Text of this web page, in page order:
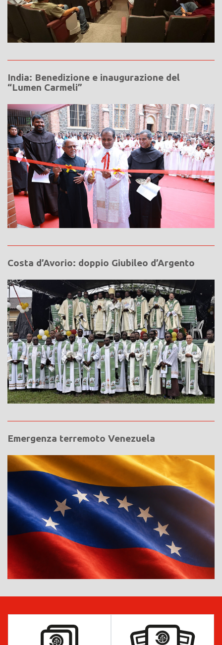
India: Benedizione e inaugurazione del
“Lumen Carmeli”
Costa d’Avorio: doppio Giubileo d’Argento
Emergenza terremoto Venezuela